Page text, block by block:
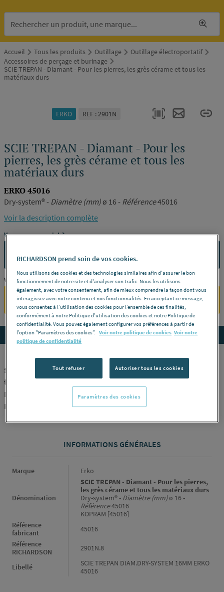
Accueil Tous les produits Outillage
Outillage électroportatif
Accessoires de perçage et burinage
SCIE TREPAN - Diamant - Pour les pierres, les grès cérame et tous les
matériaux durs
ERKO REF : 2901N
SCIE TREPAN - Diamant - Pour les
pierres, les grès cérame et tous les
matériaux durs
ERKO 45016
Dry-system® - Diamètre (mm) ø 16 - Référence45016
Voir la description complète
Vous avez un projet ?
CONTACTEZ-NOUS
Vous êtes un professionnel ?
SE CONNECTER
Accedez aux détails du produit
SCIE TREPAN - Diamant - Pour les pierres, les grès cérame et
tous les matériaux durs
Dry-system® -
Diamètre (mm)ø 16 -Référence
KOPRAM [45016]
INFORMATIONS GÉNÉRALES
Informations générales
Marque Erko
Dénomination
SCIE TREPAN - Diamant - Pour les pierres,
les grès cérame et tous les matériaux durs
Dry-system® - Diamètre (mm)ø 16 -
Référence45016
KOPRAM [45016]
Référence
fabricant
45016
Référence
RICHARDSON
2901N.8
Libellé
SCIE TREPAN DIAM.DRY-SYSTEM 16MM ERKO
45016
RICHARDSON prend soin de vos cookies.
Nous utilisons des cookies et des technologies similaires afin d'assurer le bon
fonctionnement de notre site et d'analyser son trafic. Nous les utilisons
également, avec votre consentement, afin de mieux comprendre la façon dont vous
interagissez avec notre contenu et nos fonctionnalités. En acceptant ce message,
vous consentez à l’utilisation des cookies pour l’ensemble de ces finalités,
conformément à notre Politique d'utilisation des cookies et notre Politique de
confidentialité. Vous pouvez également configurer vos préférences à partir de
l’option "Paramètres des cookies”. Voir notre politique de cookies Voir notre
politique de confidentialité
Tout refuser Autoriser tous les cookies
Paramètres des cookies